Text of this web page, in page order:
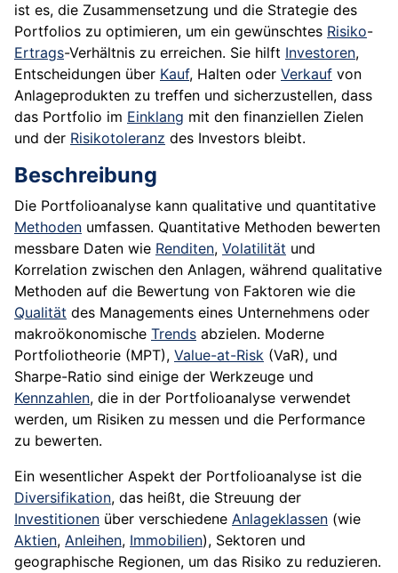
ist es, die Zusammensetzung und die Strategie des
Portfolios zu optimieren, um ein gewünschtes Risiko-
Ertrags-Verhältnis zu erreichen. Sie hilft Investoren,
Entscheidungen über Kauf, Halten oder Verkauf von
Anlageprodukten zu treffen und sicherzustellen, dass
das Portfolio im Einklang mit den finanziellen Zielen
und der Risikotoleranz des Investors bleibt.
Beschreibung
Die Portfolioanalyse kann qualitative und quantitative
Methoden umfassen. Quantitative Methoden bewerten
messbare Daten wie Renditen, Volatilität und
Korrelation zwischen den Anlagen, während qualitative
Methoden auf die Bewertung von Faktoren wie die
Qualität des Managements eines Unternehmens oder
makroökonomische Trends abzielen. Moderne
Portfoliotheorie (MPT), Value-at-Risk (VaR), und
Sharpe-Ratio sind einige der Werkzeuge und
Kennzahlen, die in der Portfolioanalyse verwendet
werden, um Risiken zu messen und die Performance
zu bewerten.
Ein wesentlicher Aspekt der Portfolioanalyse ist die
Diversifikation, das heißt, die Streuung der
Investitionen über verschiedene Anlageklassen (wie
Aktien, Anleihen, Immobilien), Sektoren und
geographische Regionen, um das Risiko zu reduzieren.